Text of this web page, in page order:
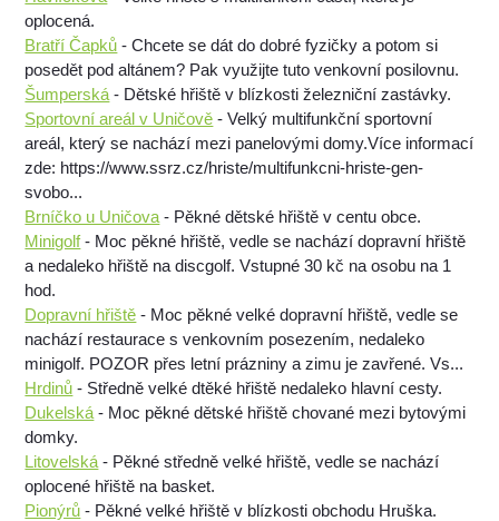
oplocená.
Bratří Čapků - Chcete se dát do dobré fyzičky a potom si
posedět pod altánem? Pak využijte tuto venkovní posilovnu.
Šumperská - Dětské hřiště v blízkosti železniční zastávky.
Sportovní areál v Uničově - Velký multifunkční sportovní
areál, který se nachází mezi panelovými domy.Více informací
zde: https://www.ssrz.cz/hriste/multifunkcni-hriste-gen-
svobo...
Brníčko u Uničova - Pěkné dětské hřiště v centu obce.
Minigolf- Moc pěkné hřiště, vedle se nachází dopravní hřiště
a nedaleko hřiště na discgolf. Vstupné 30 kč na osobu na 1
hod.
Dopravní hřiště - Moc pěkné velké dopravní hřiště, vedle se
nachází restaurace s venkovním posezením, nedaleko
minigolf. POZOR přes letní prázniny a zimu je zavřené. Vs...
Hrdinů - Středně velké dtěké hřiště nedaleko hlavní cesty.
Dukelská - Moc pěkné dětské hřiště chované mezi bytovými
domky.
Litovelská - Pěkné středně velké hřiště, vedle se nachází
oplocené hřiště na basket.
Pionýrů - Pěkné velké hřiště v blízkosti obchodu Hruška.